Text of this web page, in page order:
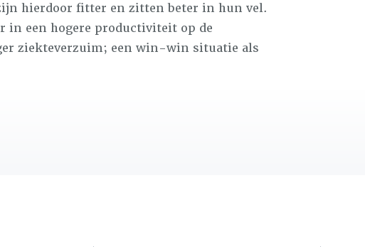
hierdoor fitter en zitten beter in hun vel.
in een hogere productiviteit op de
ziekteverzuim; een win-win situatie als